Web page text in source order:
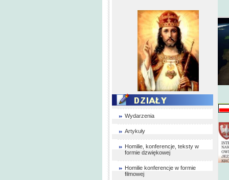
Wydarzenia
Artykuły
Homilie, konferencje, teksty w
formie dzwiękowej
Homilie konferencje w formie
filmowej